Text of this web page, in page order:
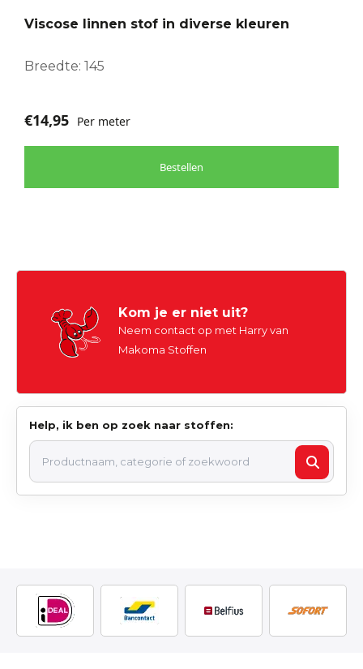
Viscose linnen stof in diverse kleuren
Breedte: 145
€14,95 Per meter
Bestellen
kan
worden
productpagina
Kom je er niet uit?
Neem contact op met Harry van
Makoma Stoffen
Help, ik ben op zoek naar stoffen: